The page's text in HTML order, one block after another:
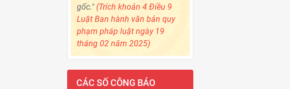
gốc." (Trích khoản 4 Điều 9
Luật Ban hành văn bản quy
phạm pháp luật ngày 19
tháng 02 năm 2025)
CÁC SỐ CÔNG BÁO